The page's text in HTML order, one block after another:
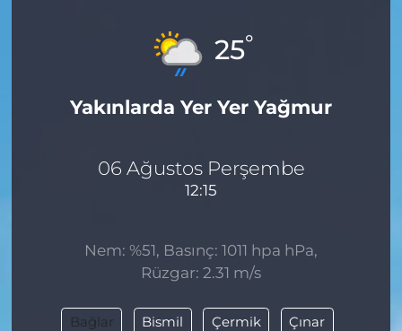
25°
Yakınlarda Yer Yer Yağmur
06 Ağustos Perşembe
12:15
Nem: %51, Basınç: 1011 hpa hPa,
Rüzgar: 2.31 m/s
Bağlar Bismil Çermik Çınar